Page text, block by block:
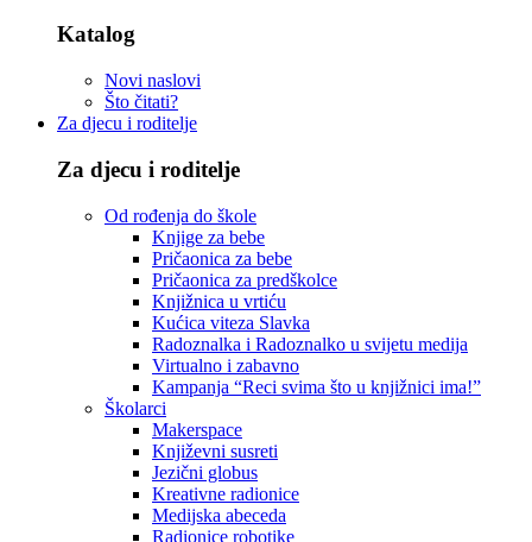
Katalog
Novi naslovi
Što čitati?
Za djecu i roditelje
Za djecu i roditelje
Od rođenja do škole
Knjige za bebe
Pričaonica za bebe
Pričaonica za predškolce
Knjižnica u vrtiću
Kućica viteza Slavka
Radoznalka i Radoznalko u svijetu medija
Virtualno i zabavno
Kampanja “Reci svima što u knjižnici ima!”
Školarci
Makerspace
Književni susreti
Jezični globus
Kreativne radionice
Medijska abeceda
Radionice robotike